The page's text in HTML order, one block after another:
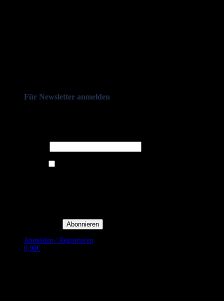
Für Newsletter anmelden
Anmelden / Registrieren
0,00€